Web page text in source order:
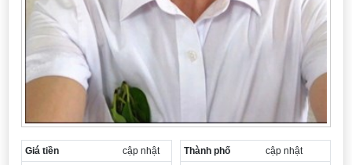
Giá tiền
cập nhật
Thành phố
cập nhật